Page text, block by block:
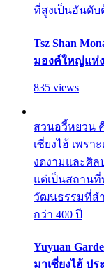
ที่สูงเป็นอันดับ
Tsz Shan
มองค์ใหญ่แห่
835 views
สวนอวี้หยวน
เซี่ยงไฮ้ เพร
งดงามและศิ
แต่เป็นสถาน
วัฒนธรรมที่ส
กว่า 400 ปี
Yuyuan
มาเซี่ยงไฮ้ ปร